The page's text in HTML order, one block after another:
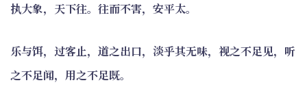
执大象，天下往。往而不害，安平太。
乐与饵，过客止，道之出口，淡乎其无味，视之不足见，听
之不足闻，用之不足既。